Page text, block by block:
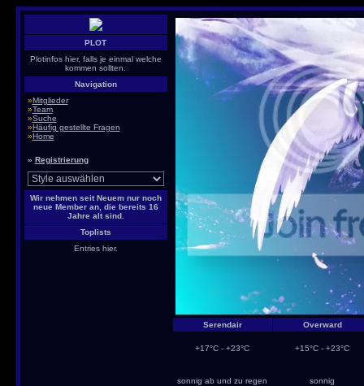
PLOT
Plotinfos hier, falls je einmal welche
kommen sollten.
Navigation
»Mitglieder
»Team
»Suche
»Häufig gestellte Fragen
»Home
» Registrierung
Wir nehmen seit Neuem nur noch
neue Member an, die bereits 16
Jahre alt sind.
Toplists
Entries hier.
Serendair Overward
+17°C - +23°C +15°C - +23°C
sonnig ab und zu regen sonnig